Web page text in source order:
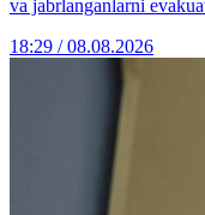
va jabrlanganlarni
18:29 / 08.08.2026